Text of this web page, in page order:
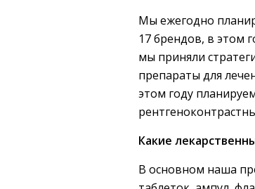
Мы ежегодно
17 брендов, в этом
мы приняли
препараты для
этом году
Какие
В основном наша